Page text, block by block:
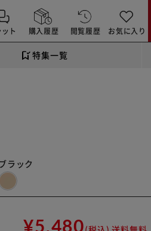
ト 購入履歴 閲覧履歴 お気に入り
特集一覧
ラック
¥5,480